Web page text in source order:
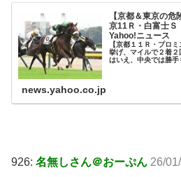
【京都＆東京の
京11Ｒ・白富士Ｓ
Yahoo!ニュース
【京都１１Ｒ・プロ
挙げ、マイルで２着
はいえ、中央では勝
news.yahoo.co.jp
926: 名無しさん＠おーぷん 26/